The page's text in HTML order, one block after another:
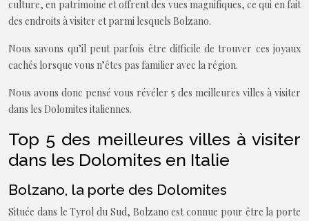
culture, en patrimoine et offrent des vues magnifiques, ce qui en fait
des endroits à visiter et parmi lesquels Bolzano.
Nous savons qu’il peut parfois être difficile de trouver ces joyaux
cachés lorsque vous n’êtes pas familier avec la région.
Nous avons donc pensé vous révéler 5 des meilleures villes à visiter
dans les Dolomites italiennes.
Top 5 des meilleures villes à visiter
dans les Dolomites en Italie
Bolzano, la porte des Dolomites
Située dans le Tyrol du Sud, Bolzano est connue pour être la porte